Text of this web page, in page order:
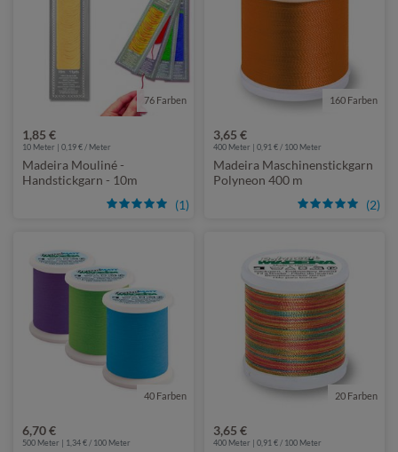
76 Farben
1,85 €
(1)
10 Meter | 0,19 € / Meter
Madeira Mouliné -
Handstickgarn - 10m
160 Farben
3,65 €
(2)
400 Meter | 0,91 € / 100 Meter
Madeira Maschinenstickgarn
Polyneon 400 m
40 Farben
6,70 €
500 Meter | 1,34 € / 100 Meter
20 Farben
3,65 €
400 Meter | 0,91 € / 100 Meter